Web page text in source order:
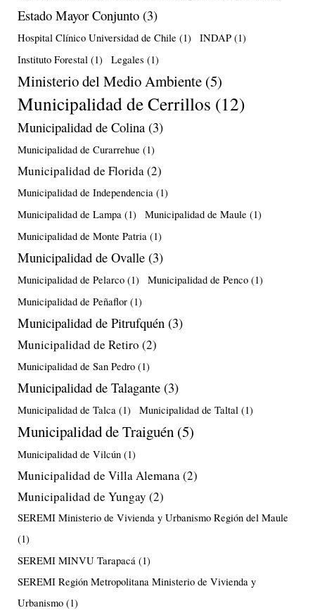
Estado Mayor Conjunto (3)
Hospital Clínico Universidad de Chile (1) INDAP (1)
Instituto Forestal (1) Legales (1)
Ministerio del Medio Ambiente (5)
Municipalidad de Cerrillos (12)
Municipalidad de Colina (3)
Municipalidad de Curarrehue (1)
Municipalidad de Florida(2)
Municipalidad de Independencia (1)
Municipalidad de Lampa (1) Municipalidad de Maule (1)
Municipalidad de Monte Patria (1)
Municipalidad de Ovalle (3)
Municipalidad de Pelarco (1) Municipalidad de Penco (1)
Municipalidad de Peñaflor (1)
Municipalidad de Pitrufquén (3)
Municipalidad de Retiro (2)
Municipalidad de San Pedro (1)
Municipalidad de Talagante (3)
Municipalidad de Talca (1) Municipalidad de Taltal (1)
Municipalidad de Traiguén (5)
Municipalidad de Vilcún (1)
Municipalidad de Villa Alemana(2)
Municipalidad de Yungay (2)
SEREMI Ministerio de Vivienda y Urbanismo Región del Maule
(1)
SEREMI MINVU Tarapacá (1)
SEREMI Región Metropolitana Ministerio de Vivienda y
Urbanismo (1)